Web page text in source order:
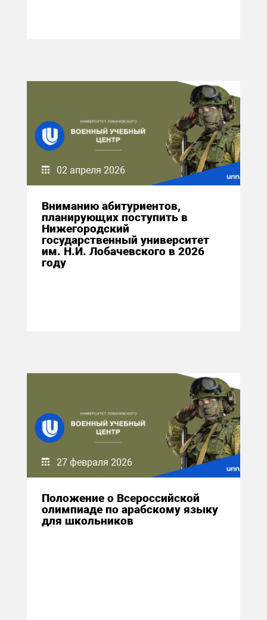
02 апреля 2026
Вниманию абитуриентов,
планирующих поступить в
Нижегородский
государственный университет
им. Н.И. Лобачевского в 2026
году
27 февраля 2026
Положение о Всероссийской
олимпиаде по арабскому языку
для школьников